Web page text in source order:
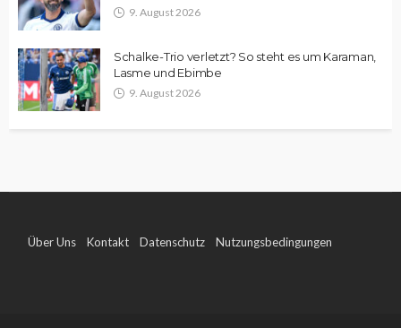
9. August 2026
Schalke-Trio verletzt? So steht es um Karaman,
Lasme und Ebimbe
9. August 2026
Über Uns Kontakt Datenschutz Nutzungsbedingungen